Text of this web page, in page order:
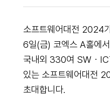
소프트웨어대전 2024
6일(금) 코엑스 A홀에
국내외 330여 SW・
있는 소프트웨어대전
초대합니다.